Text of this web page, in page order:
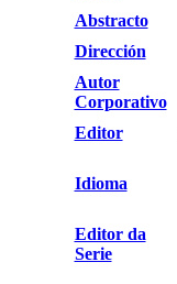
Abstracto
Dirección
Autor
Corporativo
Editor
Idioma
Editor da
Serie